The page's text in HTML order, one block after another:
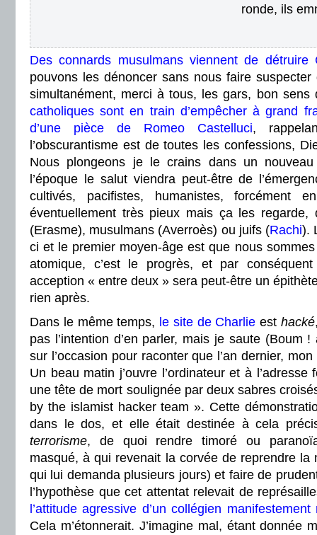
ronde, ils
Des connards musulmans viennent de détruire
pouvons les dénoncer sans nous faire suspecter
simultanément, merci à tous, les gars, bon
catholiques sont en train d’empêcher à grand
d’une pièce de Romeo Castelluci,
l’obscurantisme est de toutes les confessions,
Nous plongeons je le crains dans un
l’époque le salut viendra peut-être de
cultivés, pacifistes, humanistes, forcément
éventuellement très pieux mais ça les regarde,
(Erasme), musulmans (Averroès) ou juifs (Rachi).
ci et le premier moyen-âge est que nous
atomique, c’est le progrès, et par
acception « entre deux » sera peut-être un
rien après.
Dans le même temps, le site de Charlie est hacké
pas l’intention d’en parler, mais je saute (Boum
sur l’occasion pour raconter que l’an dernier,
Un beau matin j’ouvre l’ordinateur et à l’adresse
une tête de mort soulignée par deux sabres
by the islamist hacker team ». Cette
dans le dos, et elle était destinée à cela
terrorisme, de quoi rendre timoré ou
masqué, à qui revenait la corvée de reprendre la
qui lui demanda plusieurs jours) et faire de
l’hypothèse que cet attentat relevait de
l’attitude agressive d’un collégien
Cela m’étonnerait. J’imagine mal, étant donnée